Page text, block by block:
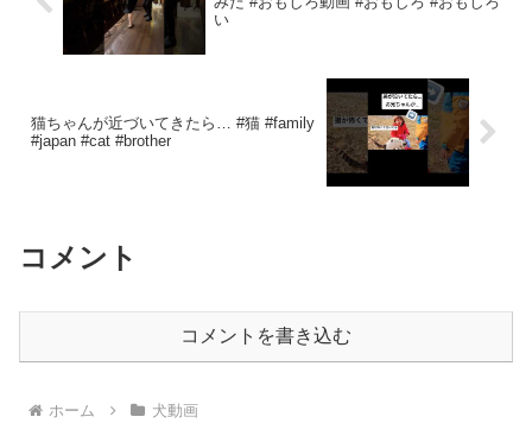
い
猫ちゃんが近づいてきたら… #猫 #family
#japan #cat #brother
コメント
コメントを書き込む
ホーム 犬動画